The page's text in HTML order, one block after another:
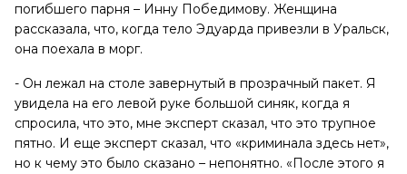
погибшего парня – Инну Победимову. Женщина
рассказала, что, когда тело Эдуарда привезли в Уральск,
она поехала в морг.
- Он лежал на столе завернутый в прозрачный пакет. Я
увидела на его левой руке большой синяк, когда я
спросила, что это, мне эксперт сказал, что это трупное
пятно. И еще эксперт сказал, что «криминала здесь нет»,
но к чему это было сказано – непонятно. «После этого я